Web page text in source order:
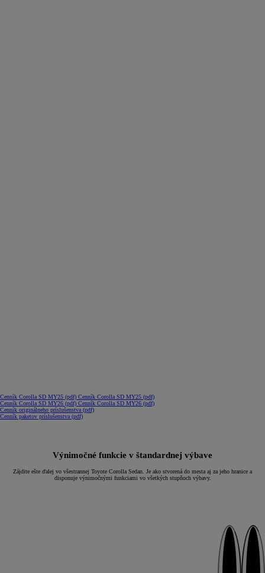
Cenník Corolla SD MY25 (pdf) Cenník Corolla SD MY25 (pdf)(Opens in new window)
Cenník Corolla SD MY26 (pdf) Cenník Corolla SD MY26 (pdf)(Opens in new window)
Cenník originálneho príslušenstva (pdf)(Opens in new window)
Cenník paketov príslušenstva (pdf)(Opens in new window)
Výnimočné funkcie v štandardnej výbave
Zájdite ešte ďalej vo všestrannej Toyote Corolla Sedan. Je ako stvorená do mesta aj za jeho hranice a
disponuje výnimočnými funkciami vo všetkých stupňoch výbavy.